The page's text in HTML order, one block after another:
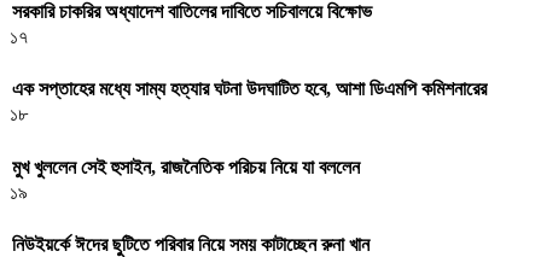
সরকারি চাকরির অধ্যাদেশ বাতিলের দাবিতে সচিবালয়ে বিক্ষোভ
১৭
এক সপ্তাহের মধ্যে সাম্য হত্যার ঘটনা উদঘাটিত হবে, আশা ডিএমপি কমিশনারের
১৮
মুখ খুললেন সেই হুসাইন, রাজনৈতিক পরিচয় নিয়ে যা বললেন
১৯
নিউইয়র্কে ঈদের ছুটিতে পরিবার নিয়ে সময় কাটাচ্ছেন রুনা খান